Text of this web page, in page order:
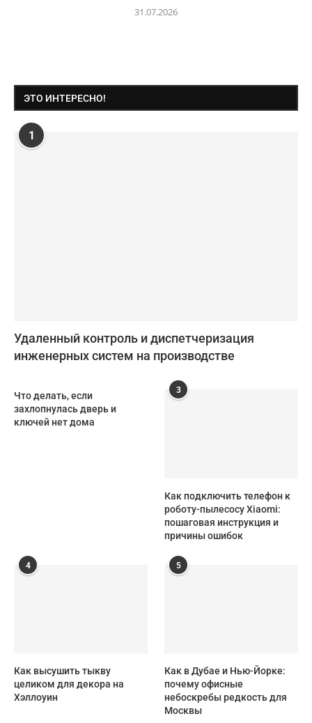
31.07.2026
ЭТО ИНТЕРЕСНО!
1
Удаленный контроль и диспетчеризация
инженерных систем на производстве
Что делать, если
захлопнулась дверь и
ключей нет дома
3
Как подключить телефон к
роботу-пылесосу Xiaomi:
пошаговая инструкция и
причины ошибок
4
Как высушить тыкву
целиком для декора на
Хэллоуин
5
Как в Дубае и Нью-Йорке:
почему офисные
небоскребы редкость для
Москвы